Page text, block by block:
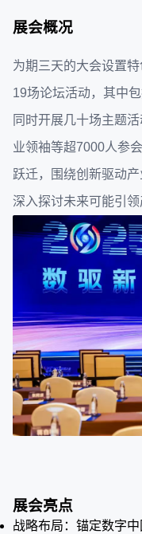
展会概况
为期三天的大会设置
19场论坛活动，其中
同时开展几十场主题
业领袖等超7000人参
跃迁，围绕创新驱动
深入探讨未来可能引领
展会亮点
战略布局：锚定数字